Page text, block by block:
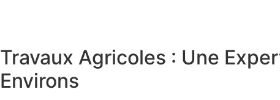
Travaux Agricoles : Une
Environs